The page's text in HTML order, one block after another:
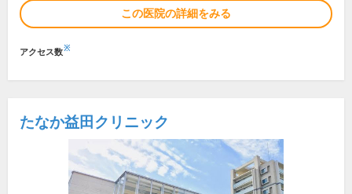
この医院の詳細をみる
アクセス数※
たなか益田クリニック